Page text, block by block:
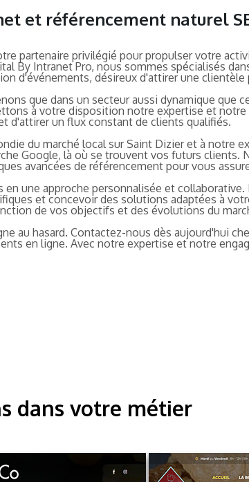
et référencement naturel
partenaire privilégié pour propulser votre
By Intranet Pro, nous sommes spécialisés
d'événements, désireux d'attirer une clientèle
que dans un secteur aussi dynamique
à votre disposition notre expertise et
d'attirer un flux constant de clients qualifiés.
du marché local sur Saint Dizier et à
Google, là où se trouvent vos futurs
avancées de référencement pour vous
en une approche personnalisée et
et concevoir des solutions adaptées à
de vos objectifs et des évolutions du
au hasard. Contactez-nous dès aujourd'hui
en ligne. Avec notre expertise et notre
dans votre métier